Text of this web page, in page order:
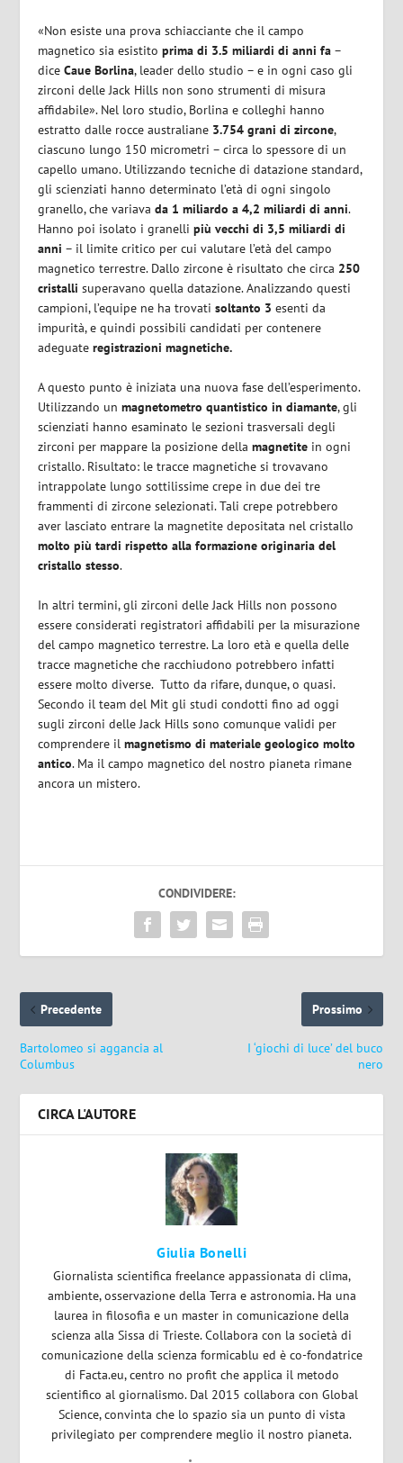
«Non esiste una prova schiacciante che il campo
magnetico sia esistitoprima di 3.5 miliardi di anni fa –
diceCaue Borlina, leader dello studio – e in ogni caso gli
zirconi delle Jack Hills non sono strumenti di misura
affidabile». Nel loro studio, Borlina e colleghi hanno
estratto dalle rocce australiane 3.754 grani di zircone,
ciascuno lungo 150 micrometri – circa lo spessore di un
capello umano. Utilizzando tecniche di datazione standard,
gli scienziati hanno determinato l’età di ogni singolo
granello, che variavada 1 miliardo a 4,2 miliardi di anni.
Hanno poi isolato i granellipiù vecchi di 3,5 miliardi di
anni – il limite critico per cui valutare l’età del campo
magnetico terrestre. Dallo zircone è risultato che circa 250
cristalli superavano quella datazione. Analizzando questi
campioni, l’equipe ne ha trovatisoltanto 3esenti da
impurità, e quindi possibili candidati per contenere
adeguateregistrazioni magnetiche.
A questo punto è iniziata una nuova fase dell’esperimento.
Utilizzando unmagnetometro quantistico in diamante, gli
scienziati hanno esaminato le sezioni trasversali degli
zirconi per mappare la posizione dellamagnetite in ogni
cristallo. Risultato: le tracce magnetiche si trovavano
intrappolate lungo sottilissime crepe in due dei tre
frammenti di zircone selezionati. Tali crepe potrebbero
aver lasciato entrare la magnetite depositata nel cristallo
molto più tardi rispetto alla formazione originaria del
cristallo stesso.
In altri termini, gli zirconi delle Jack Hills non possono
essere considerati registratori affidabili per la misurazione
del campo magnetico terrestre. La loro età e quella delle
tracce magnetiche che racchiudono potrebbero infatti
essere molto diverse. Tutto da rifare, dunque, o quasi.
Secondo il team del Mit gli studi condotti fino ad oggi
sugli zirconi delle Jack Hills sono comunque validi per
comprendere ilmagnetismo di materiale geologico molto
antico. Ma il campo magnetico del nostro pianeta rimane
ancora un mistero.
CONDIVIDERE:
Precedente
Bartolomeo si aggancia al
Columbus
Prossimo
I ‘giochi di luce’ del buco
nero
CIRCA L'AUTORE
Giulia Bonelli
Giornalista scientifica freelance appassionata di clima,
ambiente, osservazione della Terra e astronomia. Ha una
laurea in filosofia e un master in comunicazione della
scienza alla Sissa di Trieste. Collabora con la società di
comunicazione della scienza formicablu ed è co-fondatrice
di Facta.eu, centro no profit che applica il metodo
scientifico al giornalismo. Dal 2015 collabora con Global
Science, convinta che lo spazio sia un punto di vista
privilegiato per comprendere meglio il nostro pianeta.